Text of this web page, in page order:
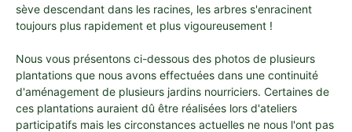
sève descendant dans les racines, les arbres s'enracinent
toujours plus rapidement et plus vigoureusement !
Nous vous présentons ci-dessous des photos de plusieurs
plantations que nous avons effectuées dans une continuité
d'aménagement de plusieurs jardins nourriciers. Certaines de
ces plantations auraient dû être réalisées lors d'ateliers
participatifs mais les circonstances actuelles ne nous l'ont pas